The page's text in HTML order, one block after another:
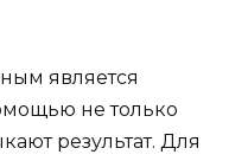
является
не только
результат. Для